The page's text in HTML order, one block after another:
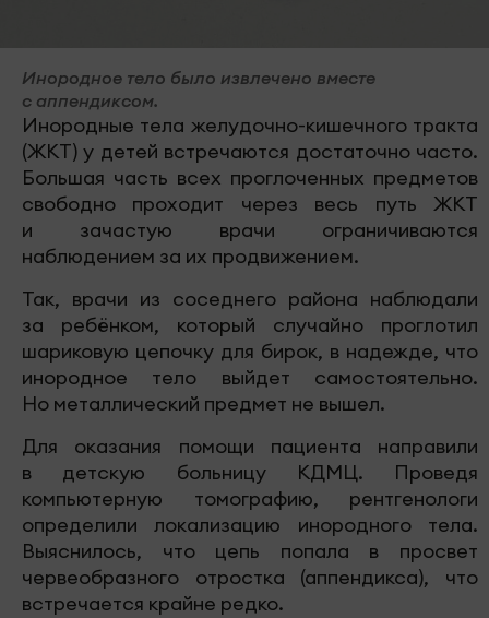
Инородное тело было извлечено вместе
с аппендиксом.
Инородные тела желудочно-кишечного тракта
(ЖКТ) у детей встречаются достаточно часто.
Большая часть всех проглоченных предметов
свободно проходит через весь путь ЖКТ
и зачастую врачи ограничиваются
наблюдением за их продвижением.
Так, врачи из соседнего района наблюдали
за ребёнком, который случайно проглотил
шариковую цепочку для бирок, в надежде, что
инородное тело выйдет самостоятельно.
Но металлический предмет не вышел.
Для оказания помощи пациента направили
в детскую больницу КДМЦ. Проведя
компьютерную томографию, рентгенологи
определили локализацию инородного тела.
Выяснилось, что цепь попала в просвет
червеобразного отростка (аппендикса), что
встречается крайне редко.